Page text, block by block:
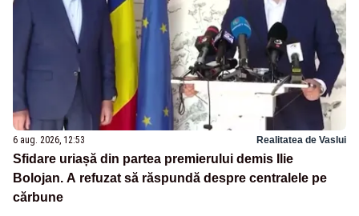
6 aug. 2026, 12:53 Realitatea de Vaslui
Sfidare uriașă din partea premierului demis Ilie
Bolojan. A refuzat să răspundă despre centralele pe
cărbune